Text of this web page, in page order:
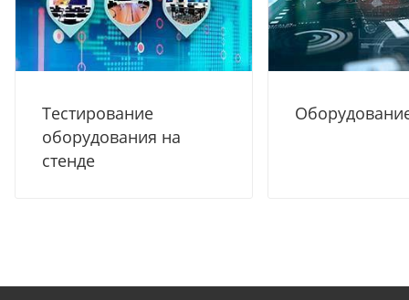
Тестирование
оборудования на
стенде